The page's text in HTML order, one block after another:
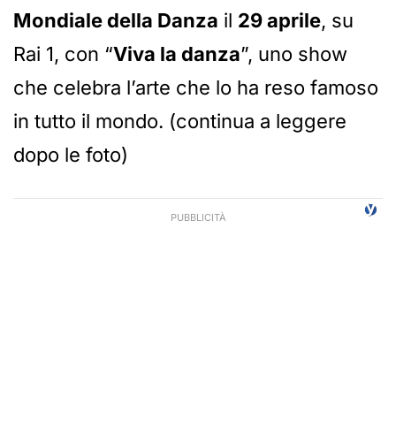
Mondiale della Danza il 29 aprile, su
Rai 1, con “Viva la danza”, uno show
che celebra l’arte che lo ha reso famoso
in tutto il mondo. (continua a leggere
dopo le foto)